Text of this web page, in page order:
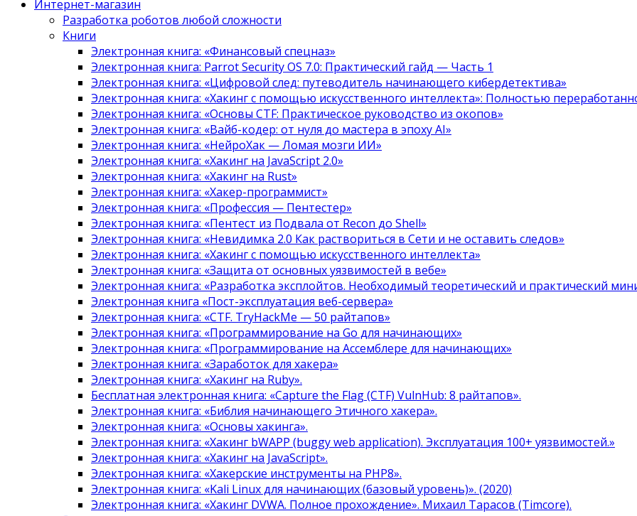
Интернет-магазин
Разработка роботов любой сложности
Книги
Электронная книга: «Финансовый спецназ»
Электронная книга: Parrot Security OS 7.0: Практический гайд — Часть 1
Электронная книга: «Цифровой след: путеводитель начинающего кибердетектива»
Электронная книга: «Хакинг с помощью искусственного интеллекта»: Полностью
Электронная книга: «Основы CTF: Практическое руководство из окопов»
Электронная книга: «Вайб-кодер: от нуля до мастера в эпоху AI»
Электронная книга: «НейроХак — Ломая мозги ИИ»
Электронная книга: «Хакинг на JavaScript 2.0»
Электронная книга: «Хакинг на Rust»
Электронная книга: «Хакер-программист»
Электронная книга: «Профессия — Пентестер»
Электронная книга: «Пентест из Подвала от Recon до Shell»
Электронная книга: «Невидимка 2.0 Как раствориться в Сети и не оставить следов»
Электронная книга: «Хакинг с помощью искусственного интеллекта»
Электронная книга: «Защита от основных уязвимостей в вебе»
Электронная книга: «Разработка эксплойтов. Необходимый теоретический и практический
Электронная книга «Пост-эксплуатация веб-сервера»
Электронная книга: «CTF. TryHackMe — 50 райтапов»
Электронная книга: «Программирование на Go для начинающих»
Электронная книга: «Программирование на Ассемблере для начинающих»
Электронная книга: «Заработок для хакера»
Электронная книга: «Хакинг на Ruby».
Бесплатная электронная книга: «Capture the Flag (CTF) VulnHub: 8 райтапов».
Электронная книга: «Библия начинающего Этичного хакера».
Электронная книга: «Основы хакинга».
Электронная книга: «Хакинг bWAPP (buggy web application). Эксплуатация 100+ уязвимостей.»
Электронная книга: «Хакинг на JavaScript».
Электронная книга: «Хакерские инструменты на PHP8».
Электронная книга: «Kali Linux для начинающих (базовый уровень)». (2020)
Электронная книга: «Хакинг DVWA. Полное прохождение». Михаил Тарасов (Timcore).